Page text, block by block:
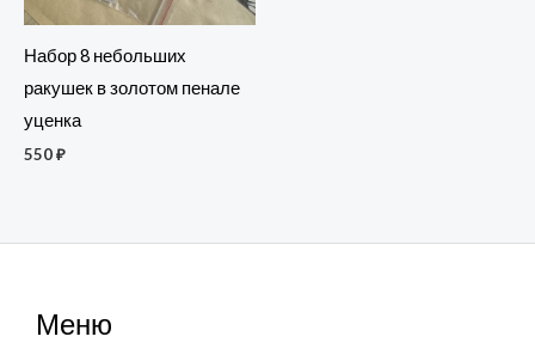
Набор 8 небольших
ракушек в золотом пенале
уценка
550₽
Меню